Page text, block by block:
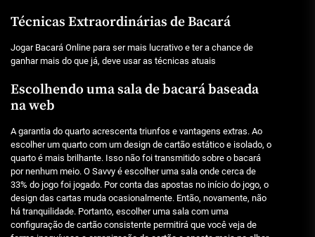
Técnicas Extraordinárias de Bacará
Jogar Bacará Online para ser mais lucrativo e ter a chance de
ganhar mais do que já, deve usar as técnicas atuais
Escolhendo uma sala de bacará baseada
na web
A garantia do quarto acrescenta triunfos e vantagens extras. Ao
escolher um quarto com um design de cartão estático e isolado, o
quarto é mais brilhante. Isso não foi transmitido sobre o bacará
por nenhum meio. O Savvy é escolher uma sala onde cerca de
33% do jogo foi jogado. Por conta das apostas no início do jogo, o
design das cartas muda ocasionalmente. Então, novamente, não
há tranquilidade. Portanto, escolher uma sala com uma
configuração de cartão consistente permitirá que você veja de